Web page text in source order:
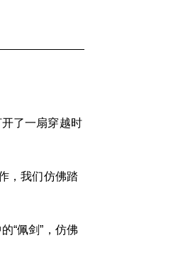
了一扇穿越时
，我们仿佛踏
“佩剑”，仿佛